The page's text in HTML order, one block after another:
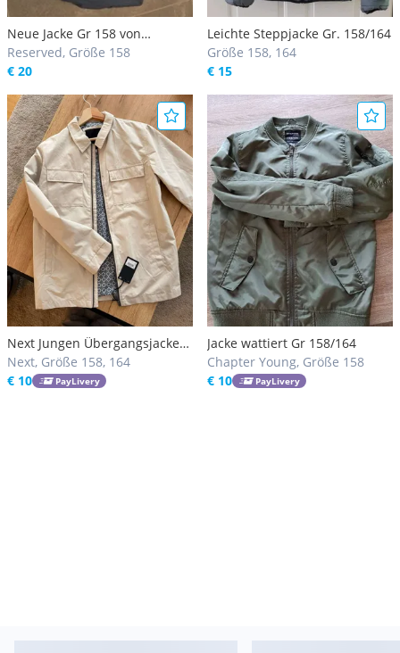
Neue Jacke Gr 158 von
Reserved
Reserved, Größe 158
€ 20
Leichte Steppjacke Gr. 158/164
Größe 158, 164
€ 15
Next Jungen Übergangsjacke
Gr 158/164/ NEU
Next, Größe 158, 164
€ 10
PayLivery
Jacke wattiert Gr 158/164
Chapter Young, Größe 158
€ 10
PayLivery